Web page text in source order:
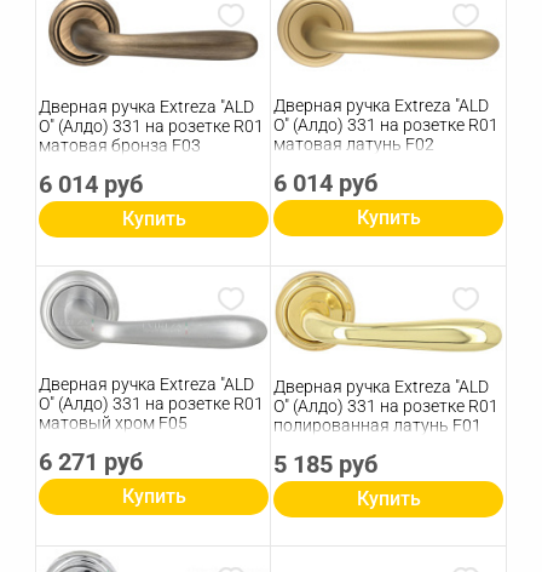
Дверная ручка Extreza "ALD
O" (Алдо) 331 на розетке R01
матовая бронза F03
6 014 руб
Купить
Дверная ручка Extreza "ALD
O" (Алдо) 331 на розетке R01
матовая латунь F02
6 014 руб
Купить
Дверная ручка Extreza "ALD
O" (Алдо) 331 на розетке R01
матовый хром F05
6 271 руб
Купить
Дверная ручка Extreza "ALD
O" (Алдо) 331 на розетке R01
полированная латунь F01
5 185 руб
Купить